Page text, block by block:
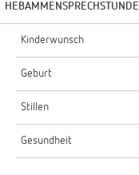
HEBAMMENSPRECHSTUNDE
Kinderwunsch
Geburt
Stillen
Gesundheit